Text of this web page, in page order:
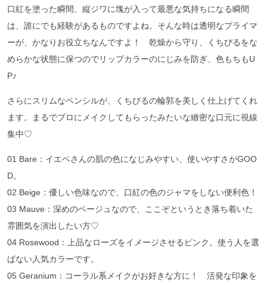
口紅を塗った瞬間、縦ジワに塊が入って最悪な気持ちになる瞬間
は、誰にでも経験があるものですよね。そんな時は透明なプライマ
ーが、かなりお役立ちなんですよ！ 乾燥から守り、くちびるをな
めらかな状態に保つのでリップカラーのにじみを防ぎ、色もちもU
P♪
さらにスリムなペンシルが、くちびるの輪郭を美しく仕上げてくれ
ます。まるでプロにメイクしてもらったみたいな緻密な口元に視線
集中♡
01 Bare：イエベさんの肌の色になじみやすい、使いやすさがGOO
D。
02 Beige：優しい色味なので、口紅の色のジャマをしない便利色！
03 Mauve：深めのベージュなので、ここぞというとき落ち着いた
雰囲気を演出したい方♡
04 Rosewood：上品なローズをイメージさせるピンク。使う人を選
ばない人気カラーです。
05 Geranium：コーラル系メイクがお好きな方に！ 活発な印象を